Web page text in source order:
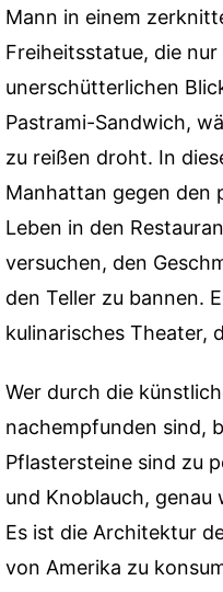
Mann in einem
Freiheitsstatue, die
unerschütterlichen
Pastrami-Sandwich,
zu reißen droht. In
Manhattan gegen den
Leben in den
versuchen, den
den Teller zu bannen.
kulinarisches Theater,
Wer durch die
nachempfunden sind,
Pflastersteine sind zu
und Knoblauch, genau
Es ist die Architektur
von Amerika zu